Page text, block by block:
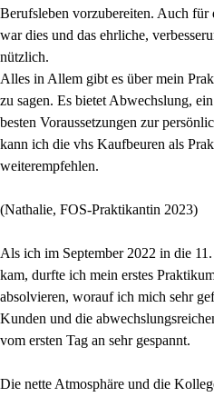
Berufsleben vorzubereiten. Auch
war dies und das ehrliche,
nützlich.
Alles in Allem gibt es über mein
zu sagen. Es bietet Abwechslung,
besten Voraussetzungen zur
kann ich die vhs Kaufbeuren als
weiterempfehlen.
(Nathalie, FOS-Praktikantin 2023)
Als ich im September 2022 in die
kam, durfte ich mein erstes
absolvieren, worauf ich mich sehr
Kunden und die
vom ersten Tag an sehr gespannt.
Die nette Atmosphäre und die